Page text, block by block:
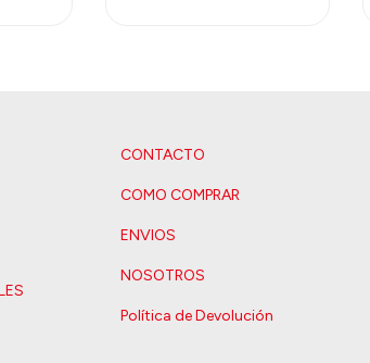
CONTACTO
COMO COMPRAR
ENVIOS
NOSOTROS
Política de Devolución